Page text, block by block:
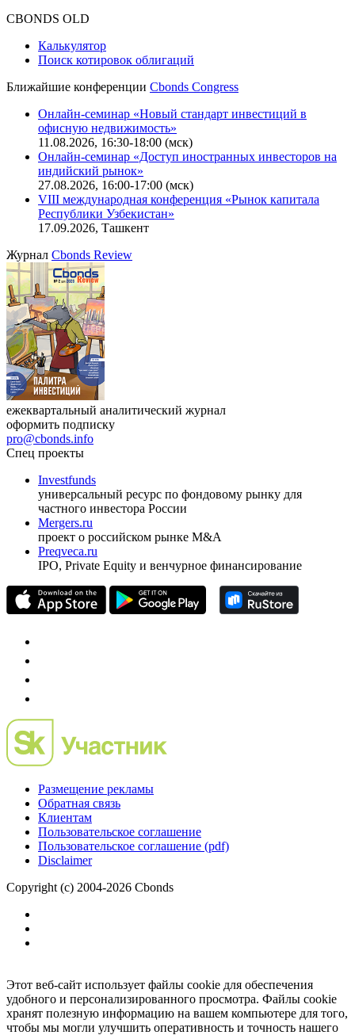
CBONDS OLD
Калькулятор
Поиск котировок облигаций
Ближайшие конференции Cbonds Congress
Онлайн-семинар «Новый стандарт инвестиций в
офисную недвижимость»
11.08.2026, 16:30-18:00 (мск)
Онлайн-семинар «Доступ иностранных инвесторов на
индийский рынок»
27.08.2026, 16:00-17:00 (мск)
VIII международная конференция «Рынок капитала
Республики Узбекистан»
17.09.2026, Ташкент
Журнал Cbonds Review
ежеквартальный аналитический журнал
оформить подписку
pro@cbonds.info
Спец проекты
Investfunds
универсальный ресурс по фондовому рынку для
частного инвестора России
Mergers.ru
проект о российском рынке M&A
Preqveca.ru
IPO, Private Equity и венчурное финансирование
Размещение рекламы
Обратная связь
Клиентам
Пользовательское соглашение
Пользовательское соглашение (pdf)
Disclaimer
Copyright (c) 2004-2026 Cbonds
Этот веб-сайт использует файлы cookie для обеспечения
удобного и персонализированного просмотра. Файлы cookie
хранят полезную информацию на вашем компьютере для того,
чтобы мы могли улучшить оперативность и точность нашего